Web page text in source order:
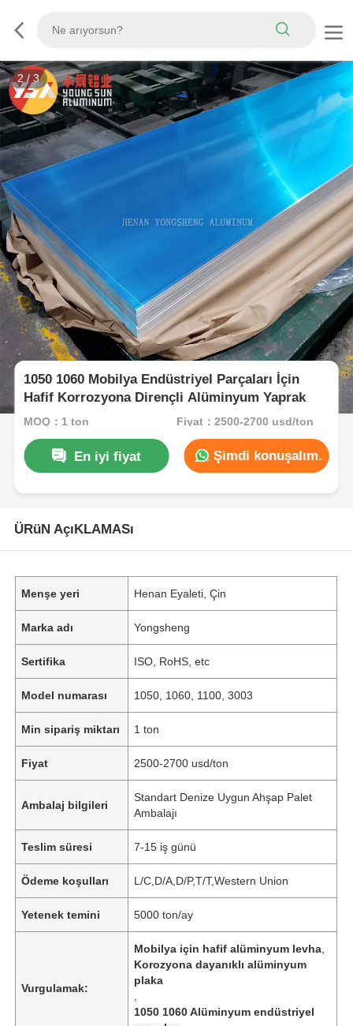
3/ 3
1050 1060 Mobilya Endüstriyel Parçaları İçin
Hafif Korrozyona Dirençli Alüminyum Yaprak
MOQ：1 ton Fiyat：2500-2700 usd/ton
En iyi fiyat Şimdi konuşalım.
ÜRüN AçıKLAMASı
Menşe yeri Henan Eyaleti, Çin
Marka adı Yongsheng
Sertifika ISO, RoHS, etc
Model numarası 1050, 1060, 1100, 3003
Min sipariş miktarı 1 ton
Fiyat 2500-2700 usd/ton
Ambalaj bilgileri
Standart Denize Uygun Ahşap Palet
Ambalajı
Teslim süresi 7-15 iş günü
Ödeme koşulları L/C,D/A,D/P,T/T,Western Union
Yetenek temini 5000 ton/ay
Vurgulamak:
Mobilya için hafif alüminyum levha
Korozyona dayanıklı alüminyum
plaka
1050 1060 Alüminyum endüstriyel